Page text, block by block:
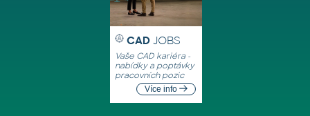
CAD JOBS
Vaše CAD kariéra -
nabídky a poptávky
pracovních pozic
Více info